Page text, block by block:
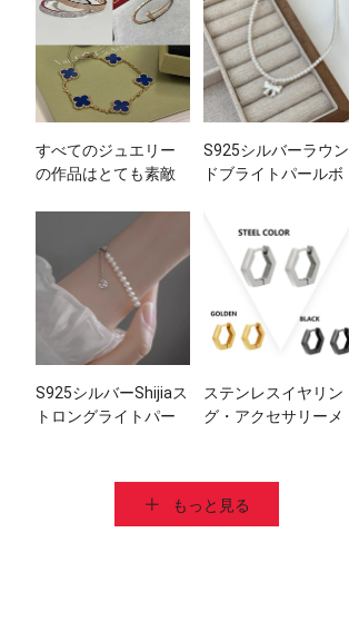
すべてのジュエリー
の作品はとても素敵
ジュエリーは高い需
要があります!
S925シルバーラウン
ドブライトパールボ
S925シルバーShijiaス
トロングライトパー
ステンレスイヤリン
グ・アクセサリーメ
もっと見る